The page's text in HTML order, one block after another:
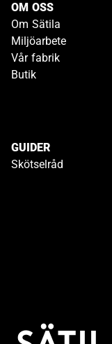
OM OSS
Om Sätila
Miljöarbete
Vår fabrik
Butik
GUIDER
Skötselråd